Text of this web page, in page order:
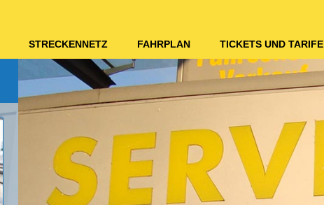
STRECKENNETZ FAHRPLAN TICKETS UND TARIFE